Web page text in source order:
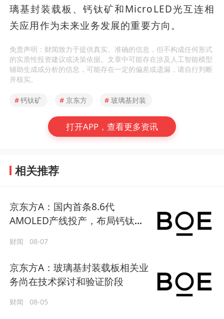
璃基封装载板、钙钛矿和MicroLED光互连相
关应用作为未来业务发展的重要方向。
免责声明：财闻致力于提供真实、准确的信息，但不构成任何形式
的实质性投资建议或决策依据。文章中可能存在涉及人工智能模型
辅助生成或分析的信息，可能存在一定的偏差或遗漏，请自行判断
并核实。
#钙钛矿 # 京东方 # 玻璃基封装
打开APP，查看更多资讯
相关推荐
京东方A：国内首条8.6代
AMOLED产线投产，布局钙钛
财闻 08-07
京东方A：玻璃基封装载板相关业
务尚在技术探讨和验证阶段
财闻 08-05